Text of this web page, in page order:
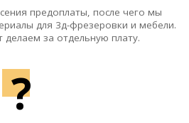
предоплаты, после чего мы
для 3д-фрезеровки и мебели.
за отдельную плату.
?